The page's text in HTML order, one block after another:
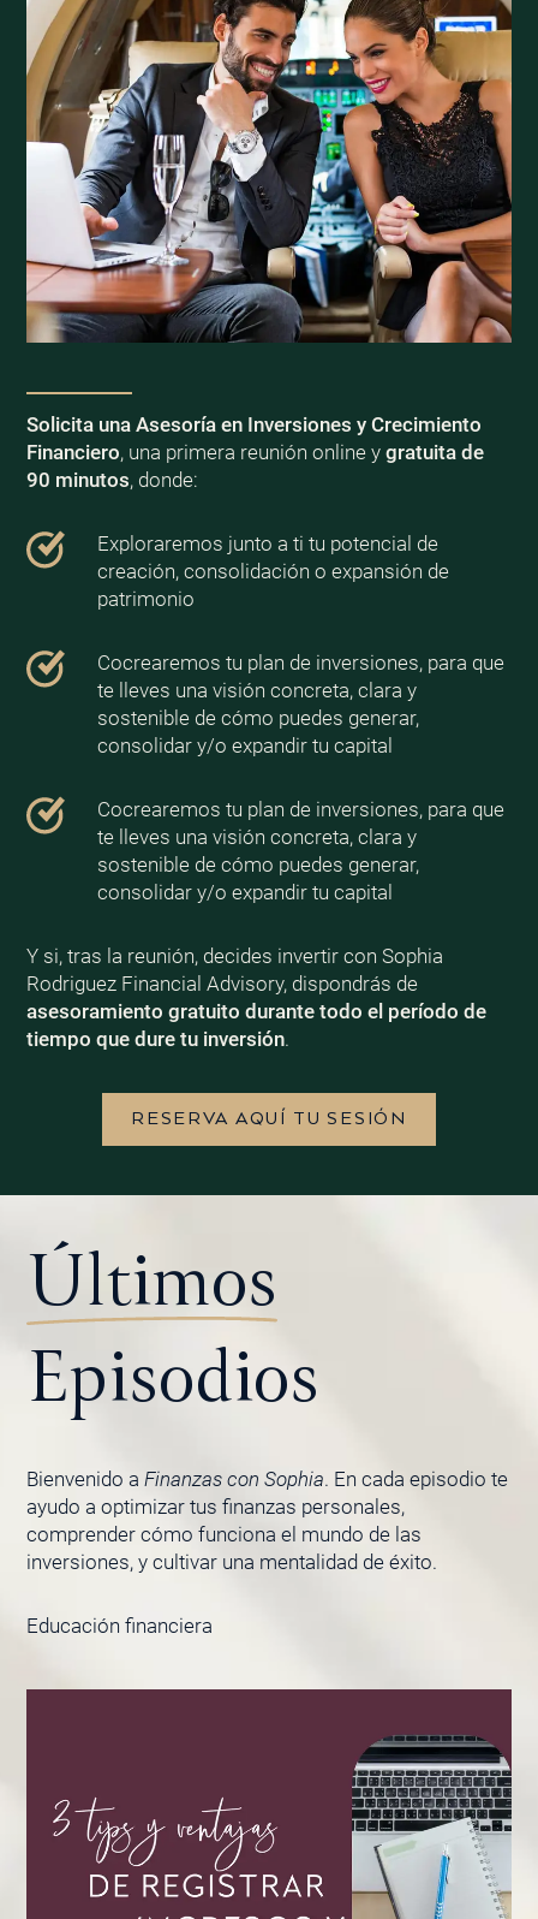
Solicita una Asesoría en Inversiones y Crecimiento
Financiero, una primera reunión online y gratuita de
90 minutos, donde:
Exploraremos junto a ti tu potencial de
creación, consolidación o expansión de
patrimonio
Cocrearemos tu plan de inversiones, para que
te lleves una visión concreta, clara y
sostenible de cómo puedes generar,
consolidar y/o expandir tu capital
Cocrearemos tu plan de inversiones, para que
te lleves una visión concreta, clara y
sostenible de cómo puedes generar,
consolidar y/o expandir tu capital
Y si, tras la reunión, decides invertir con Sophia
Rodriguez Financial Advisory, dispondrás de
asesoramiento gratuito durante todo el período de
tiempo que dure tu inversión.
RESERVA AQUÍ TU SESIÓN
Últimos
Episodios
Bienvenido a Finanzas con Sophia. En cada episodio te
ayudo a optimizar tus finanzas personales,
comprender cómo funciona el mundo de las
inversiones, y cultivar una mentalidad de éxito.
Educación financieraPÁGINA